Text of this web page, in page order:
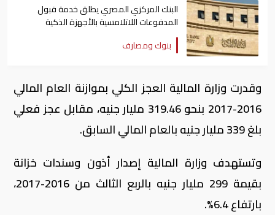
البنك المركزي المصري يطلق خدمة قبول
المدفوعات اللاتلامسية بالأجهزة الذكية
بنوك ومصارف
وقدرت وزارة المالية العجز الكلي بموازنة العام المالي
2016-2017 بنحو 319.46 مليار جنيه، مقابل عجز فعلي
بلغ 339 مليار جنيه بالعام المالي السابق.
وتستهدف وزارة المالية إصدار أذون وسندات خزانة
بقيمة 299 مليار جنيه بالربع الثالث من 2016-2017،
بارتفاع 6.4%.